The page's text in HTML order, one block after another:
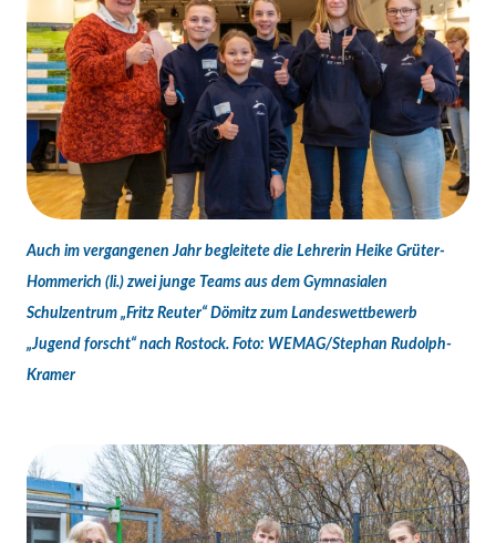
Auch im vergangenen Jahr begleitete die Lehrerin Heike Grüter-
Hommerich (li.) zwei junge Teams aus dem Gymnasialen
Schulzentrum „Fritz Reuter“ Dömitz zum Landeswettbewerb
„Jugend forscht“ nach Rostock. Foto: WEMAG/Stephan Rudolph-
Kramer